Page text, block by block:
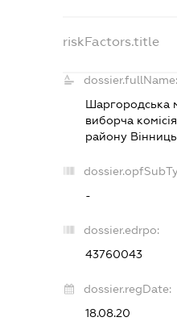
riskFactors.title
dossier.fullName:
Шаргородська
виборча
району
-
dossier.edrpo:
43760043
dossier.regDate:
18.08.20